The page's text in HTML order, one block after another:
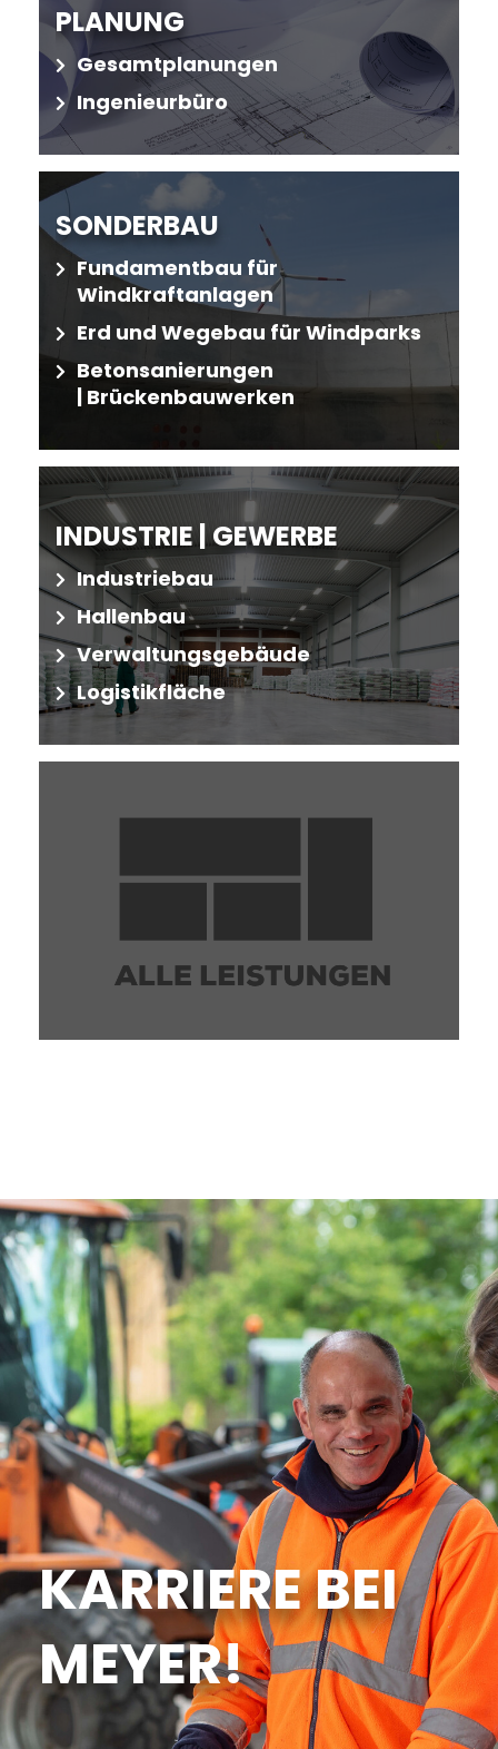
PLANUNG
Gesamtplanungen
Ingenieurbüro
SONDERBAU
Fundamentbau für
Windkraftanlagen
Erd und Wegebau für Windparks
Betonsanierungen
| Brückenbauwerken
INDUSTRIE | GEWERBE
Industriebau
Hallenbau
Verwaltungsgebäude
Logistikfläche
KARRIERE BEI
MEYER!